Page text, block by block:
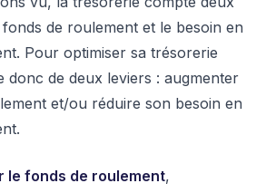
de roulement et le besoin en
Pour optimiser sa trésorerie
donc de deux leviers : augmenter
et/ou réduire son besoin en
le fonds de roulement,